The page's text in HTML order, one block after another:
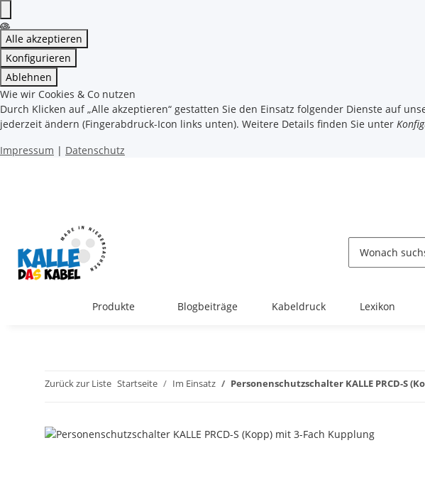
Alle akzeptieren
Konfigurieren
Ablehnen
Wie wir Cookies & Co nutzen
Durch Klicken auf „Alle akzeptieren“ gestatten Sie den Einsatz folgender Dienste auf
jederzeit ändern (Fingerabdruck-Icon links unten). Weitere Details finden Sie unter
Impressum | Datenschutz
Produkte Blogbeiträge Kabeldruck Lexikon
Zurück zur Liste Startseite Im Einsatz Personenschutzschalter KALLE PRCD-S